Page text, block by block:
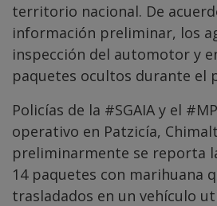
territorio nacional. De
información preliminar, los
inspección del automotor y
paquetes ocultos durante el
Policías de la #SGAIA y el #MP
operativo en Patzicía,
preliminarmente se reporta
14 paquetes con marihuana
trasladados en un vehículo